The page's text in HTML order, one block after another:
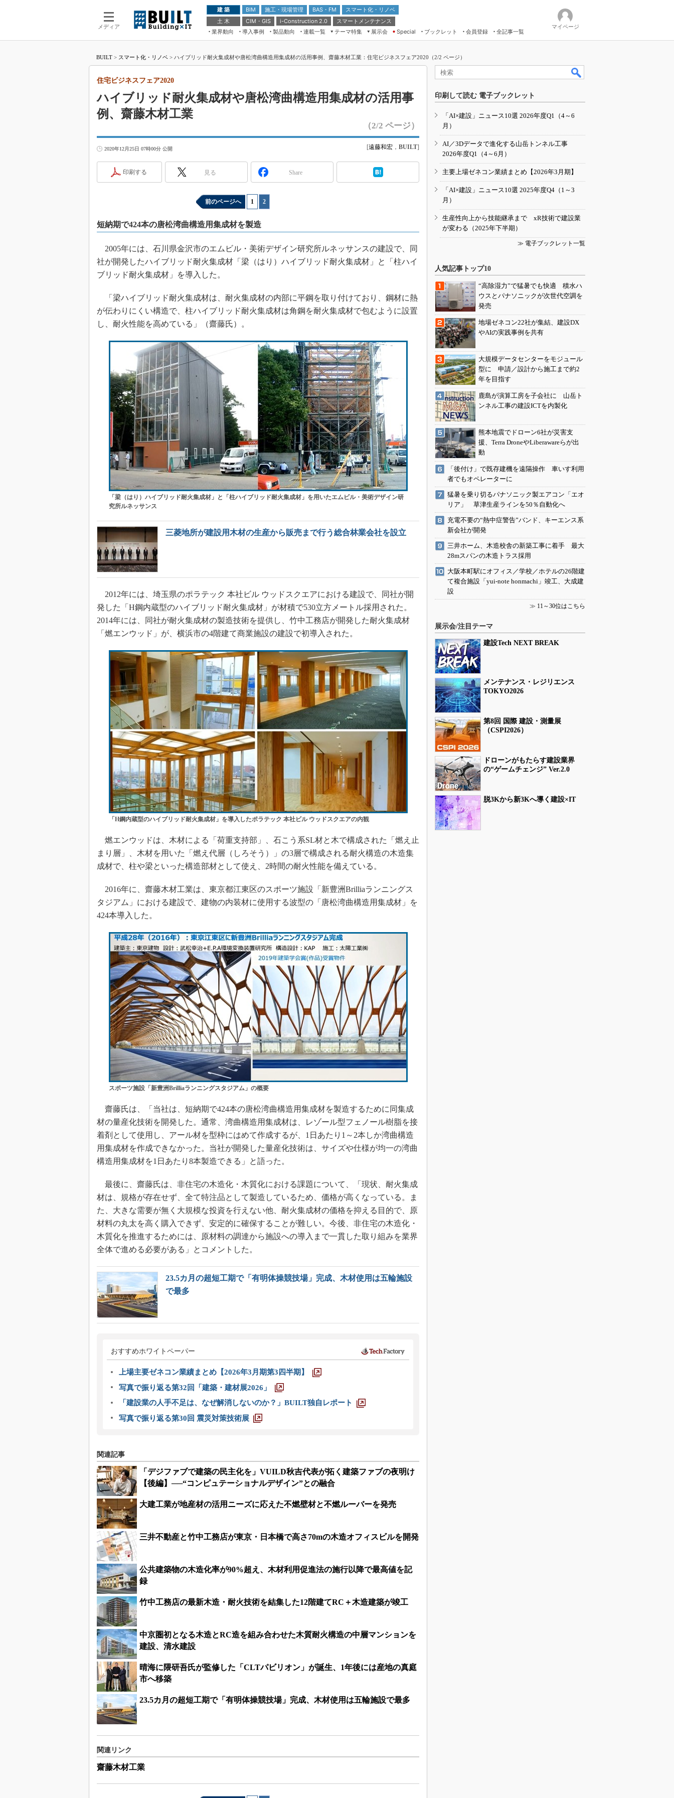
メディア
建 築 BIM 施工・現場管理 BAS・FM
スマート化・リノベ
土 木
CIM・GIS i-Construction 2.0
スマートメンテナンス
業界動向
導入事例 製品動向 連載一覧
テーマ特集
ドローンがもたらす建設業界の“ゲー
ムチェンジ” Ver.2.0
“Society5.0”時代のスマートビル
展示会
第8回 国際 建設・測量展
築・土木・不動産の先端技術展－
2020
メンテナンス・レジリエンスTOKYO
Special ブックレット 会員登録 全記事一覧
マイページ
BUILT > スマート化・リノベ > ハイブリッド耐火集成材や唐松湾曲構造用集成材の活用事例、齋藤木材工業：住宅ビジネスフェア2020（2/2 ページ）
ハイブリッド耐火集成材や唐松湾曲構造用集成材の活用事
例、齋藤木材工業
住宅ビジネスフェア2020
（2/2 ページ）
2020年12月25日 07時00分 公開 [遠藤和宏 ， BUILT]
印刷する 見る Share
前のページへ 1 2
短納期で424本の唐松湾曲構造用集成材を製造
2005年には、石川県金沢市のエムビル・美術デザイン研究所ルネッサンスの建設で、同
社が開発したハイブリッド耐火集成材「梁（はり）ハイブリッド耐火集成材」と「柱ハイ
ブリッド耐火集成材」を導入した。
「梁ハイブリッド耐火集成材は、耐火集成材の内部に平鋼を取り付けており、鋼材に熱
が伝わりにくい構造で、柱ハイブリッド耐火集成材は角鋼を耐火集成材で包むように設置
し、耐火性能を高めている」（齋藤氏）。
「梁（はり）ハイブリッド耐火集成材」と「柱ハイブリッド耐火集成材」を用いたエムビル・美術デザイン研
究所ルネッサンス
三菱地所が建設用木材の生産から販売まで行う総合林業会社を設立
2012年には、埼玉県のポラテック 本社ビル ウッドスクエアにおける建設で、同社が開
発した「H鋼内蔵型のハイブリッド耐火集成材」が材積で530立方メートル採用された。
2014年には、同社が耐火集成材の製造技術を提供し、竹中工務店が開発した耐火集成材
「燃エンウッド」が、横浜市の4階建て商業施設の建設で初導入された。
「H鋼内蔵型のハイブリッド耐火集成材」を導入したポラテック 本社ビル ウッドスクエアの内観
燃エンウッドは、木材による「荷重支持部」、石こう系SL材と木で構成された「燃え止
まり層」、木材を用いた「燃え代層（しろそう）」の3層で構成される耐火構造の木造集
成材で、柱や梁といった構造部材として使え、2時間の耐火性能を備えている。
2016年に、齋藤木材工業は、東京都江東区のスポーツ施設「新豊洲Brilliaランニングス
タジアム」における建設で、建物の内装材に使用する波型の「唐松湾曲構造用集成材」を
424本導入した。
スポーツ施設「新豊洲Brilliaランニングスタジアム」の概要
齋藤氏は、「当社は、短納期で424本の唐松湾曲構造用集成材を製造するために同集成
材の量産化技術を開発した。通常、湾曲構造用集成材は、レゾール型フェノール樹脂を接
着剤として使用し、アール材を型枠にはめて作成するが、1日あたり1～2本しか湾曲構造
用集成材を作成できなかった。当社が開発した量産化技術は、サイズや仕様が均一の湾曲
構造用集成材を1日あたり8本製造できる」と語った。
最後に、齋藤氏は、非住宅の木造化・木質化における課題について、「現状、耐火集成
材は、規格が存在せず、全て特注品として製造しているため、価格が高くなっている。ま
た、大きな需要が無く大規模な投資を行えない他、耐火集成材の価格を抑える目的で、原
材料の丸太を高く購入できず、安定的に確保することが難しい。今後、非住宅の木造化・
木質化を推進するためには、原材料の調達から施設への導入まで一貫した取り組みを業界
全体で進める必要がある」とコメントした。
23.5カ月の超短工期で「有明体操競技場」完成、木材使用は五輪施設
で最多
おすすめホワイトペーパー
上場主要ゼネコン業績まとめ【2026年3月期第3四半期】
写真で振り返る第32回「建築・建材展2026」
「建設業の人手不足は、なぜ解消しないのか？」BUILT独自レポート
写真で振り返る第30回 震災対策技術展
関連記事
「デジファブで建築の民主化を」VUILD秋吉代表が拓く建築ファブの夜明け
【後編】──“コンピュテーショナルデザイン”との融合
大建工業が地産材の活用ニーズに応えた不燃壁材と不燃ルーバーを発売
三井不動産と竹中工務店が東京・日本橋で高さ70mの木造オフィスビルを開発
公共建築物の木造化率が90%超え、木材利用促進法の施行以降で最高値を記
録
竹中工務店の最新木造・耐火技術を結集した12階建てRC＋木造建築が竣工
中京圏初となる木造とRC造を組み合わせた木質耐火構造の中層マンションを
建設、清水建設
晴海に隈研吾氏が監修した「CLTパビリオン」が誕生、1年後には産地の真庭
市へ移築
23.5カ月の超短工期で「有明体操競技場」完成、木材使用は五輪施設で最多
関連リンク
齋藤木材工業
印刷して読む 電子ブックレット
「AI×建設」ニュース10選 2026年度Q1（4～6
月）
AI／3Dデータで進化する山岳トンネル工事
2026年度Q1（4～6月）
主要上場ゼネコン業績まとめ【2026年3月期】
「AI×建設」ニュース10選 2025年度Q4（1～3
月）
生産性向上から技能継承まで xR技術で建設業
が変わる（2025年下半期）
≫ 電子ブックレット一覧
人気記事トップ10
“高除湿力”で猛暑でも快適 積水ハ
ウスとパナソニックが次世代空調を
発売
地場ゼネコン22社が集結、建設DX
やAIの実践事例を共有
大規模データセンターをモジュール
型に 申請／設計から施工まで約2
年を目指す
鹿島が演算工房を子会社に 山岳ト
ンネル工事の建設ICTを内製化
熊本地震でドローン6社が災害支
援、Terra DroneやLiberawareらが出
動
「後付け」で既存建機を遠隔操作 車いす利用
者でもオペレーターに
猛暑を乗り切るパナソニック製エアコン「エオ
リア」 草津生産ラインを50％自動化へ
充電不要の“熱中症警告”バンド、キーエンス系
新会社が開発
三井ホーム、木造校舎の新築工事に着手 最大
28mスパンの木造トラス採用
大阪本町駅にオフィス／学校／ホテルの26階建
て複合施設「yui-note honmachi」竣工、大成建
設
≫ 11～30位はこちら
展示会/注目テーマ
建設Tech NEXT BREAK
メンテナンス・レジリエンス
TOKYO2026
第8回 国際 建設・測量展
（CSPI2026）
ドローンがもたらす建設業界
の“ゲームチェンジ” Ver.2.0
脱3Kから新3Kへ導く建設×IT